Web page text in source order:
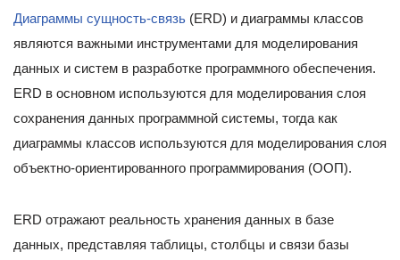
Диаграммы сущность-связь (ERD) и диаграммы классов
являются важными инструментами для моделирования
данных и систем в разработке программного обеспечения.
ERD в основном используются для моделирования слоя
сохранения данных программной системы, тогда как
диаграммы классов используются для моделирования слоя
объектно-ориентированного программирования (ООП).
ERD отражают реальность хранения данных в базе
данных, представляя таблицы, столбцы и связи базы